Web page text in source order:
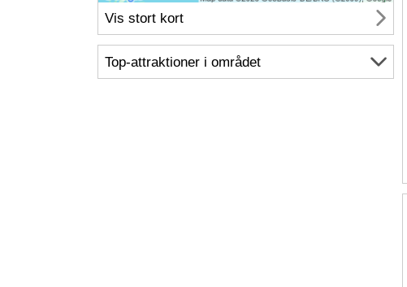
Vis stort kort
Top-attraktioner i området